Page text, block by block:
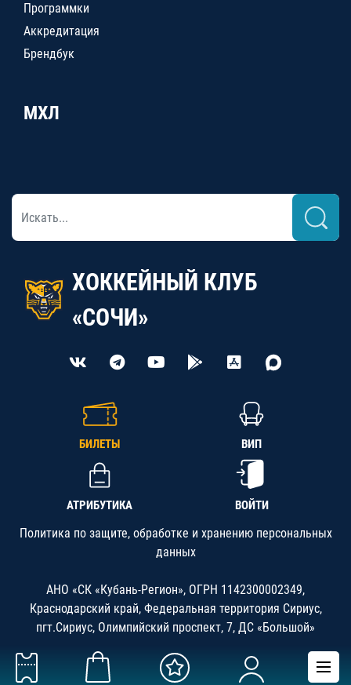
Программки
Аккредитация
Брендбук
МХЛ
ХОККЕЙНЫЙ КЛУБ
«СОЧИ»
БИЛЕТЫ ВИП
АТРИБУТИКА ВОЙТИ
Политика по защите, обработке и хранению персональных
данных
АНО «СК «Кубань-Регион», ОГРН 1142300002349,
Краснодарский край, Федеральная территория Сириус,
пгт.Сириус, Олимпийский проспект, 7, ДС «Большой»